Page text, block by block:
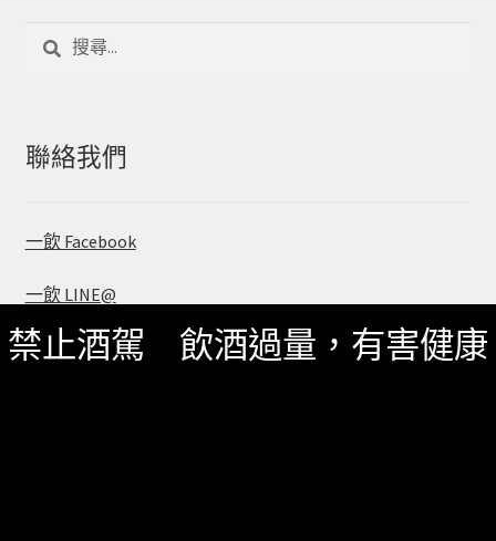
字:
聯絡我們
一飲 Facebook
一飲 LINE@
禁止酒駕 飲酒過量，有害健康